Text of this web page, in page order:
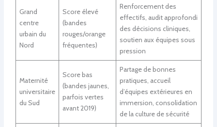
Grand
centre
urbain du
Nord
Score élevé
(bandes
rouges/orange
fréquentes)
Renforcement des
effectifs, audit approfondi
des décisions cliniques,
soutien aux équipes sous
pression
Maternité
universitaire
du Sud
Score bas
(bandes jaunes,
parfois vertes
avant 2019)
Partage de bonnes
pratiques, accueil
d’équipes extérieures en
immersion, consolidation
de la culture de sécurité